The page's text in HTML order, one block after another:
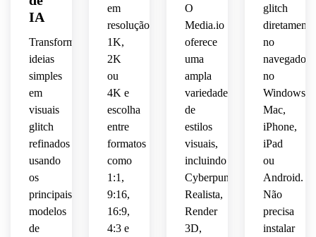
acabamento
ultra-
detalhado.
detalhada.
tela
e
camadas
corrupção
uma
tela
analógica
convincente.
design
de
alta
qualidade
para
estética
nostálgicas
da
da
internet,
caos
divertido,
lay-
out
balanceado
cartaz,
texturas
plásticas
assimétrico,
contraste,
artístico
contemporâneo
experimental
fluido
dramático,
centralizado
e
ciano,
detalhes
arquitetônicos
nítidos
e
distorção
calmas
danos
de
tela,
clima
de
arte
surreal,
composição
IA
Transforme
ideias
simples
em
visuais
glitch
refinados
usando
os
principais
modelos
de
em
resolução
1K,
2K
ou
4K e
escolha
entre
formatos
como
1:1,
9:16,
16:9,
4:3 e
O
Media.io
oferece
uma
ampla
variedade
de
estilos
visuais,
incluindo
Cyberpunk,
Realista,
Render
3D,
glitch
diretamente
no
navegador
no
Windows,
Mac,
iPhone,
iPad
ou
Android.
Não
precisa
instalar